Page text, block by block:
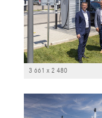
3 661 x 2 480